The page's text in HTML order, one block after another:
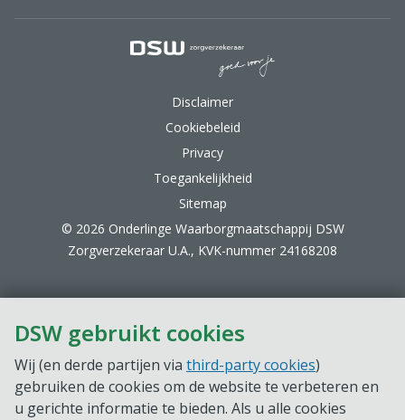
DSW gebruikt cookies
Wij (en derde partijen via third-party cookies)
gebruiken de cookies om de website te verbeteren en
u gerichte informatie te bieden. Als u alle cookies
Disclaimer
Cookiebeleid
Privacy
Toegankelijkheid
Sitemap
© 2026 Onderlinge Waarborgmaatschappij DSW
Zorgverzekeraar U.A., KVK-nummer 24168208